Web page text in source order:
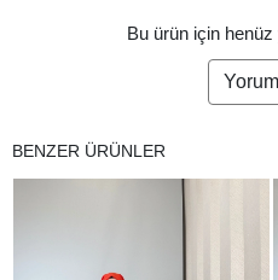
Bu ürün için henüz
BENZER ÜRÜNLER